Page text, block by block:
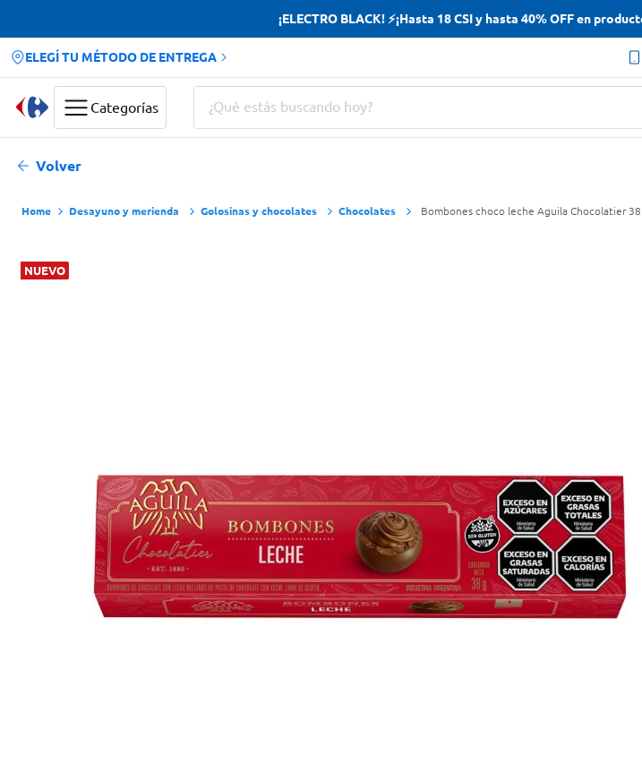
¡ELECTRO BLACK! ⚡¡Hasta 18 CSI y hasta 40% OFF en
ELEGÍ TU MÉTODO DE ENTREGA
Categorías
¿Qué estás buscando hoy?
Volver
Desayuno y merienda Golosinas y chocolates Chocolates Bombones choco leche Aguila Chocolatier
NUEVO
Términos más buscados
Jabon Tocador